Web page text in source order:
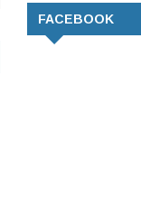
FACEBOOK